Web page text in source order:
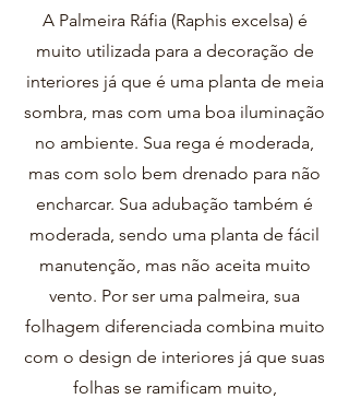
A Palmeira Ráfia (Raphis excelsa) é
muito utilizada para a decoração de
interiores já que é uma planta de meia
sombra, mas com uma boa iluminação
no ambiente. Sua rega é moderada,
mas com solo bem drenado para não
encharcar. Sua adubação também é
moderada, sendo uma planta de fácil
manutenção, mas não aceita muito
vento. Por ser uma palmeira, sua
folhagem diferenciada combina muito
com o design de interiores já que suas
folhas se ramificam muito,